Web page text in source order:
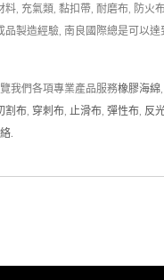
, 充氣類, 黏扣帶, 耐磨布, 防火
品製造經驗, 南良國際總是可以達
我們各項專業產品服務橡膠海綿
割布 穿刺布 止滑布 彈性布 反